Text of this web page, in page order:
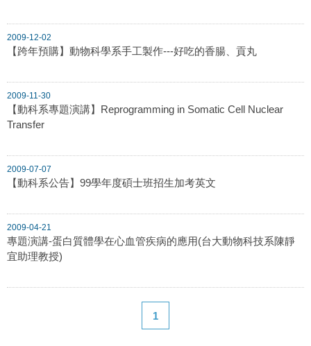
2009-12-02
【跨年預購】動物科學系手工製作---好吃的香腸、貢丸
2009-11-30
【動科系專題演講】Reprogramming in Somatic Cell Nuclear
Transfer
2009-07-07
【動科系公告】99學年度碩士班招生加考英文
2009-04-21
專題演講-蛋白質體學在心血管疾病的應用(台大動物科技系陳靜
宜助理教授)
1